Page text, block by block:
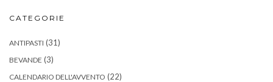
CATEGORIE
ANTIPASTI (31)
BEVANDE (3)
CALENDARIO DELL'AVVENTO (22)